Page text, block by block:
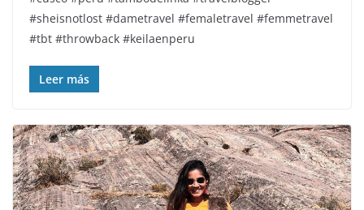
#sheisnotlost #dametravel #femaletravel #femmetravel
#tbt #throwback #keilaenperu
Leer más